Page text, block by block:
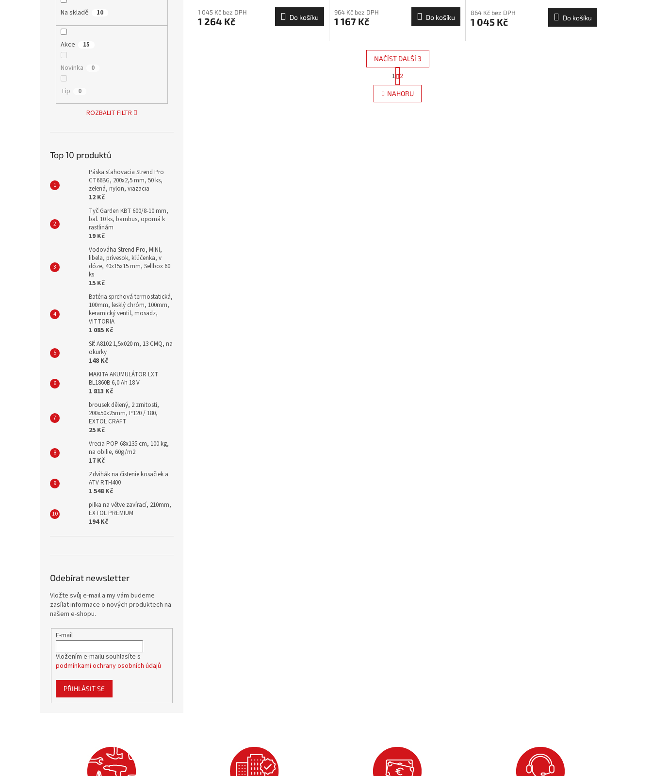
Na skladě 10
Akce 15
Novinka 0
Tip 0
ROZBALIT FILTR
Top 10 produktů
Páska sťahovacia Strend Pro
CT66BG, 200x2,5 mm, 50 ks,
zelená, nylon, viazacia
12 Kč
Tyč Garden KBT 600/8-10 mm,
bal. 10 ks, bambus, oporná k
rastlinám
19 Kč
Vodováha Strend Pro, MINI,
libela, prívesok, kľúčenka, v
dóze, 40x15x15 mm, Sellbox 60
ks
15 Kč
Batéria sprchová termostatická,
100mm, lesklý chróm, 100mm,
keramický ventil, mosadz,
VITTORIA
1 085 Kč
Síť A8102 1,5x020 m, 13 CMQ, na
okurky
148 Kč
MAKITA AKUMULÁTOR LXT
BL1860B 6,0 Ah 18 V
1 813 Kč
brousek dělený, 2 zrnitosti,
200x50x25mm, P120 / 180,
EXTOL CRAFT
25 Kč
Vrecia POP 68x135 cm, 100 kg,
na obilie, 60g/m2
17 Kč
Zdvihák na čistenie kosačiek a
ATV RTH400
1 548 Kč
pilka na větve zavírací, 210mm,
EXTOL PREMIUM
194 Kč
Odebírat newsletter
Vložte svůj e-mail a my vám budeme
zasílat informace o nových produktech na
našem e-shopu.
E-mail
Vložením e-mailu souhlasíte s
podmínkami ochrany osobních údajů
PŘIHLÁSIT SE
1 045 Kč bez DPH
1 264 Kč Do košíku
964 Kč bez DPH
1 167 Kč Do košíku
864 Kč bez DPH
1 045 Kč Do košíku
O
v
l
NAČÍST DALŠÍ 3
t
r
á
n
1 2
NAHORU